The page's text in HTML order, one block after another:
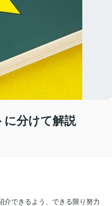
に分けて解説
介できるよう、できる限り努力